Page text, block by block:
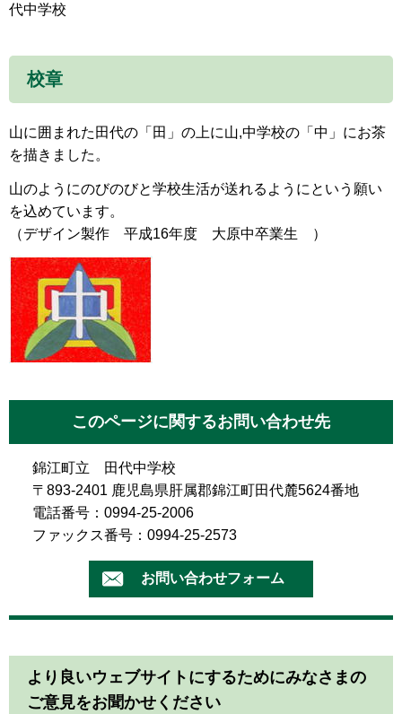
代中学校
校章
山に囲まれた田代の「田」の上に山,中学校の「中」にお茶
を描きました。
山のようにのびのびと学校生活が送れるようにという願い
を込めています。
（デザイン製作 平成16年度 大原中卒業生 ）
このページに関するお問い合わせ先
錦江町立 田代中学校
〒893-2401 鹿児島県肝属郡錦江町田代麓5624番地
電話番号：0994-25-2006
ファックス番号：0994-25-2573
より良いウェブサイトにするためにみなさまの
ご意見をお聞かせください